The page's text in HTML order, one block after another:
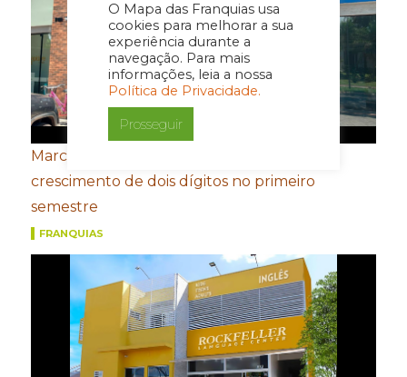
O Mapa das Franquias usa
cookies para melhorar a sua
experiência durante a
navegação. Para mais
informações, leia a nossa
Política de Privacidade.
Prosseguir
Marcas do Grupo FROTH registram
crescimento de dois dígitos no primeiro
semestre
FRANQUIAS